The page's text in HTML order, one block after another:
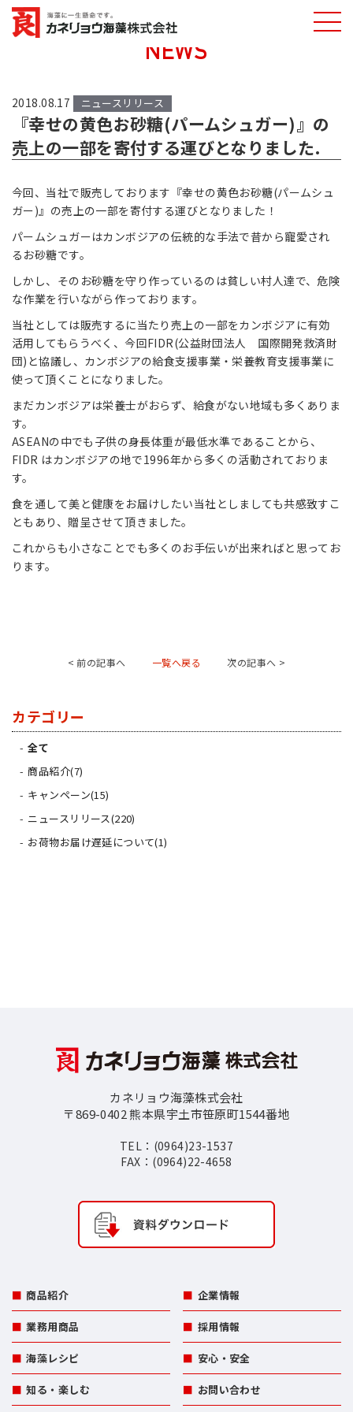
カネリョウ海藻
株式会社
NEWS
2018.08.17 ニュースリリース
『幸せの黄色お砂糖(パームシュガー)』の
売上の一部を寄付する運びとなりました.
今回、当社で販売しております『幸せの黄色お砂糖(パームシュ
ガー)』の売上の一部を寄付する運びとなりました！
パームシュガーはカンボジアの伝統的な手法で昔から寵愛され
るお砂糖です。
しかし、そのお砂糖を守り作っているのは貧しい村人達で、危険
な作業を行いながら作っております。
当社としては販売するに当たり売上の一部をカンボジアに有効
活用してもらうべく、今回FIDR(公益財団法人 国際開発救済財
団)と協議し、カンボジアの給食支援事業・栄養教育支援事業に
使って頂くことになりました。
まだカンボジアは栄養士がおらず、給食がない地域も多くありま
す。
ASEANの中でも子供の身長体重が最低水準であることから、
FIDR はカンボジアの地で1996年から多くの活動されておりま
す。
食を通して美と健康をお届けしたい当社としましても共感致すこ
ともあり、贈呈させて頂きました。
これからも小さなことでも多くのお手伝いが出来ればと思ってお
ります。
< 前の記事へ 一覧へ戻る 次の記事へ >
カテゴリー
全て
商品紹介(7)
キャンペーン(15)
ニュースリリース(220)
お荷物お届け遅延について(1)
カネリョウ海藻株式会社
〒869-0402 熊本県宇土市笹原町1544番地
TEL：(0964)23-1537
FAX：(0964)22-4658
商品紹介
業務用商品
海藻レシピ
知る・楽しむ
企業情報
採用情報
安心・安全
お問い合わせ